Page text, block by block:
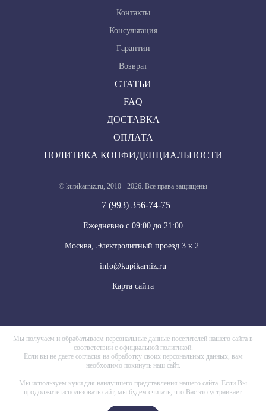
Контакты
Консультация
Гарантии
Возврат
СТАТЬИ
FAQ
ДОСТАВКА
ОПЛАТА
ПОЛИТИКА КОНФИДЕНЦИАЛЬНОСТИ
© kupikarniz.ru, 2010 - 2026. Все права защищены
+7 (993) 356-74-75
Eжедневно с 09:00 до 21:00
Москва, Электролитный проезд 3 к.2.
info@kupikarniz.ru
Карта сайта
Мы получаем и обрабатываем персональные данные посетителей нашего сайта в
соответствии с официальной политикой.
Если вы не даете согласия на обработку своих персональных данных, вам
необходимо покинуть наш сайт.
Мы используем куки для наилучшего представления нашего сайта. Если Вы
продолжите использовать сайт, мы будем считать, что Вас это устраивает.